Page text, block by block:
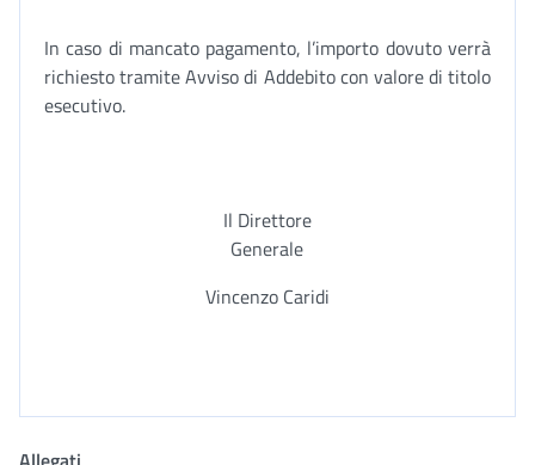
In caso di mancato pagamento, l’importo dovuto verrà
richiesto tramite Avviso di Addebito con valore di titolo
esecutivo.
Il Direttore
Generale
Vincenzo Caridi